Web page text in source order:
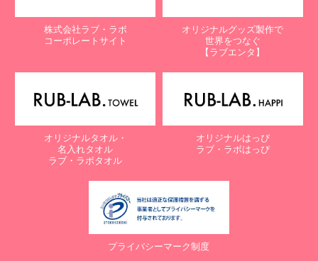
株式会社ラブ・ラボ
コーポレートサイト
オリジナルグッズ製作で
世界をつなぐ
【ラブエンタ】
オリジナルタオル・
名入れタオル
ラブ・ラボタオル
オリジナルはっぴ
ラブ・ラボはっぴ
プライバシーマーク制度